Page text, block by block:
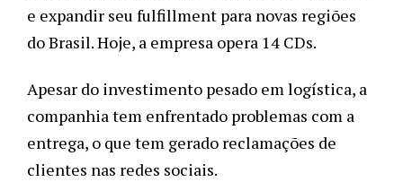
e expandir seu fulfillment para novas regiões
do Brasil. Hoje, a empresa opera 14 CDs.
Apesar do investimento pesado em logística, a
companhia tem enfrentado problemas com a
entrega, o que tem gerado reclamações de
clientes nas redes sociais.